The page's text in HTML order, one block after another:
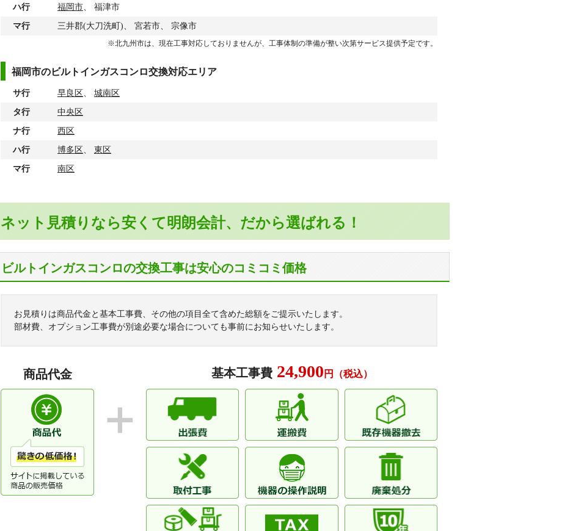
ハ行 福岡市、 福津市
マ行 三井郡(大刀洗町)、 宮若市、 宗像市
※北九州市は、現在工事対応しておりませんが、工事体制の準備が整い次第サービス提供予定です。
福岡市のビルトインガスコンロ交換対応エリア
サ行 早良区 、 城南区
タ行 中央区
ナ行 西区
ハ行 博多区 、 東区
マ行 南区
ネット見積りなら安くて明朗会計、だから選ばれる！
ビルトインガスコンロの交換工事は安心のコミコミ価格
お見積りは商品代金と基本工事費、その他の項目全て含めた総額をご提示いたします。
部材費、オプション工事費が別途必要な場合についても事前にお知らせいたします。
商品代金 基本工事費 24,900 円（税込）